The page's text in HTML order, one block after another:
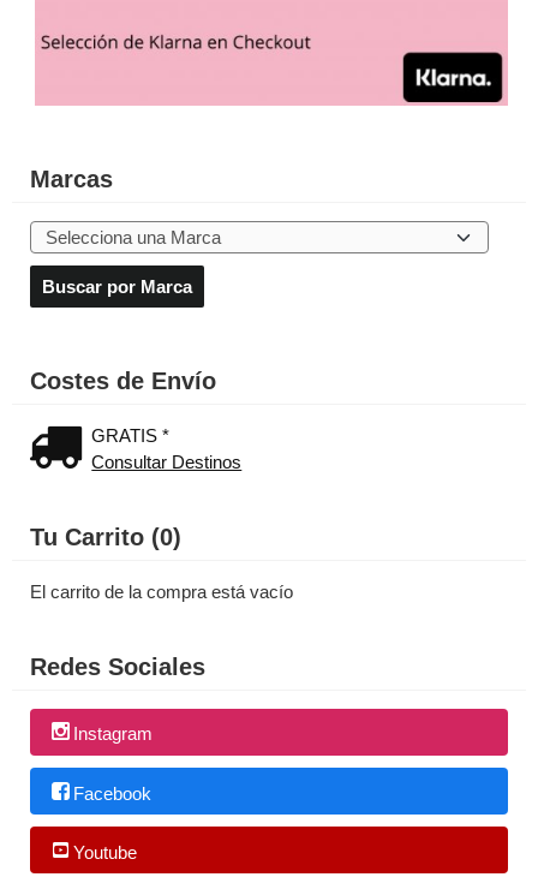
Marcas
Costes de Envío
GRATIS *
Consultar Destinos
Tu Carrito (0)
El carrito de la compra está vacío
Redes Sociales
Instagram
Facebook
Youtube